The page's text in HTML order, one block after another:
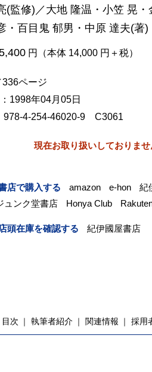
(監修)／ 大地 隆温 ・ 小笠 晃 ・
・ 百目鬼 郁男 ・ 中原 達夫(著)
円（本体 14,000 円＋税）
336ページ
1998年04月05日
978-4-254-46020-9 C3061
現在お取り扱いしておりませ
店で購入する amazon e-hon
紀
ュンク堂書店
Honya Club
頭在庫を確認する 紀伊國屋書店
目次 執筆者紹介 関連情報 採用